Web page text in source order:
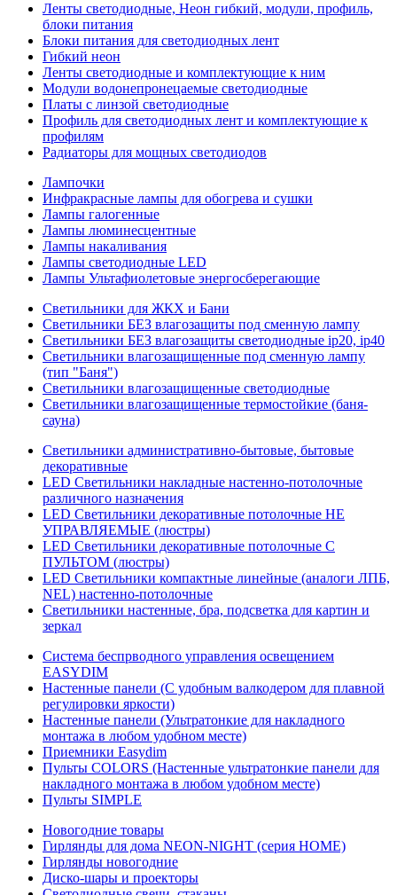
Ленты светодиодные, Неон гибкий, модули, профиль,
блоки питания
Блоки питания для светодиодных лент
Гибкий неон
Ленты светодиодные и комплектующие к ним
Модули водонепронецаемые светодиодные
Платы с линзой светодиодные
Профиль для светодиодных лент и комплектующие к
профилям
Радиаторы для мощных светодиодов
Лампочки
Инфракрасные лампы для обогрева и сушки
Лампы галогенные
Лампы люминесцентные
Лампы накаливания
Лампы светодиодные LED
Лампы Ультафиолетовые энергосберегающие
Светильники для ЖКХ и Бани
Светильники БЕЗ влагозащиты под сменную лампу
Светильники БЕЗ влагозащиты светодиодные ip20, ip40
Светильники влагозащищенные под сменную лампу
(тип "Баня")
Светильники влагозащищенные светодиодные
Светильники влагозащищенные термостойкие (баня-
сауна)
Светильники административно-бытовые, бытовые
декоративные
LED Cветильники накладные настенно-потолочные
различного назначения
LED Светильники декоративные потолочные НЕ
УПРАВЛЯЕМЫЕ (люстры)
LED Светильники декоративные потолочные С
ПУЛЬТОМ (люстры)
LED Светильники компактные линейные (аналоги ЛПБ,
NEL) настенно-потолочные
Светильники настенные, бра, подсветка для картин и
зеркал
Система беспрводного управления освещением
EASYDIM
Настенные панели (С удобным валкодером для плавной
регулировки яркости)
Настенные панели (Ультратонкие для накладного
монтажа в любом удобном месте)
Приемники Easydim
Пульты COLORS (Настенные ультратонкие панели для
накладного монтажа в любом удобном месте)
Пульты SIMPLE
Новогодние товары
Гирлянды для дома NEON-NIGHT (серия HOME)
Гирлянды новогодние
Диско-шары и проекторы